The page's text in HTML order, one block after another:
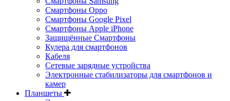
Смартфоны Oppo
Смартфоны Google Pixel
Смартфоны Apple iPhone
Защищённые Смартфоны
Кулера для смартфонов
Кабеля
Сетевые зарядные устройства
Электронные стабилизаторы для смартфонов и
камер
Планшеты